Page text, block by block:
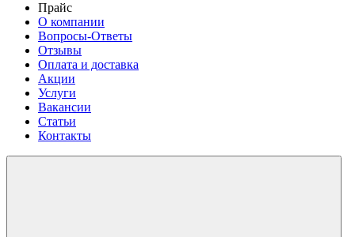
Прайс
О компании
Вопросы-Ответы
Отзывы
Оплата и доставка
Акции
Услуги
Вакансии
Статьи
Контакты